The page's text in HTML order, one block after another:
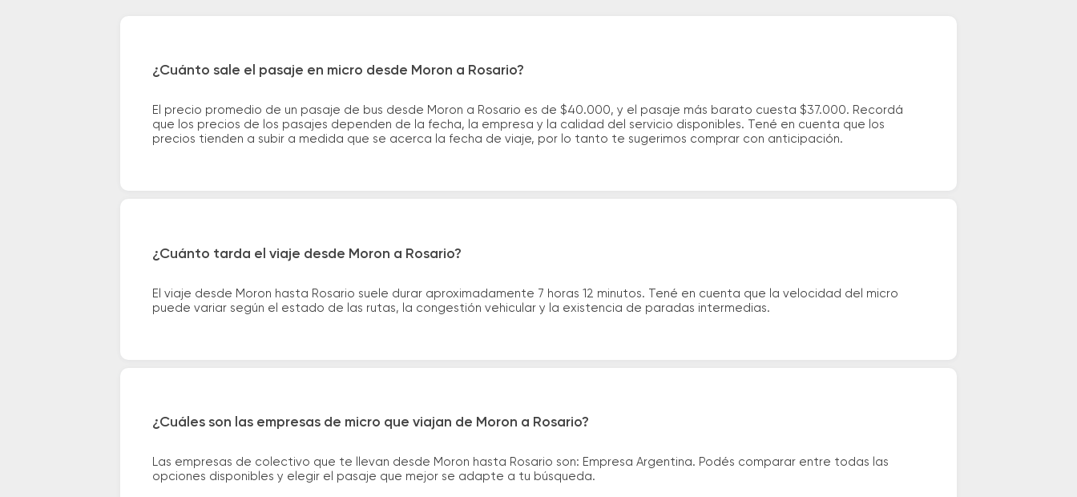
¿Cuánto sale el pasaje en micro desde Moron a Rosario?
El precio promedio de un pasaje de bus desde Moron a Rosario es de $40.000, y el pasaje más barato cuesta $37.000. Recordá
que los precios de los pasajes dependen de la fecha, la empresa y la calidad del servicio disponibles. Tené en cuenta que los
precios tienden a subir a medida que se acerca la fecha de viaje, por lo tanto te sugerimos comprar con anticipación.
¿Cuánto tarda el viaje desde Moron a Rosario?
El viaje desde Moron hasta Rosario suele durar aproximadamente 7 horas 12 minutos. Tené en cuenta que la velocidad del micro
puede variar según el estado de las rutas, la congestión vehicular y la existencia de paradas intermedias.
¿Cuáles son las empresas de micro que viajan de Moron a Rosario?
Las empresas de colectivo que te llevan desde Moron hasta Rosario son: Empresa Argentina. Podés comparar entre todas las
opciones disponibles y elegir el pasaje que mejor se adapte a tu búsqueda.